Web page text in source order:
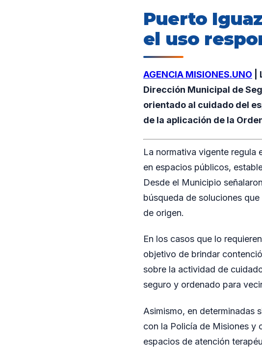
Puerto
el uso
AGENCIA MISIONES.UNO |
Dirección Municipal de
orientado al cuidado del
de la aplicación de la
La normativa vigente regula
en espacios públicos,
Desde el Municipio
búsqueda de soluciones
de origen.
En los casos que lo
objetivo de brindar
sobre la actividad de
seguro y ordenado para
Asimismo, en determinadas
con la Policía de Misiones y
espacios de atención